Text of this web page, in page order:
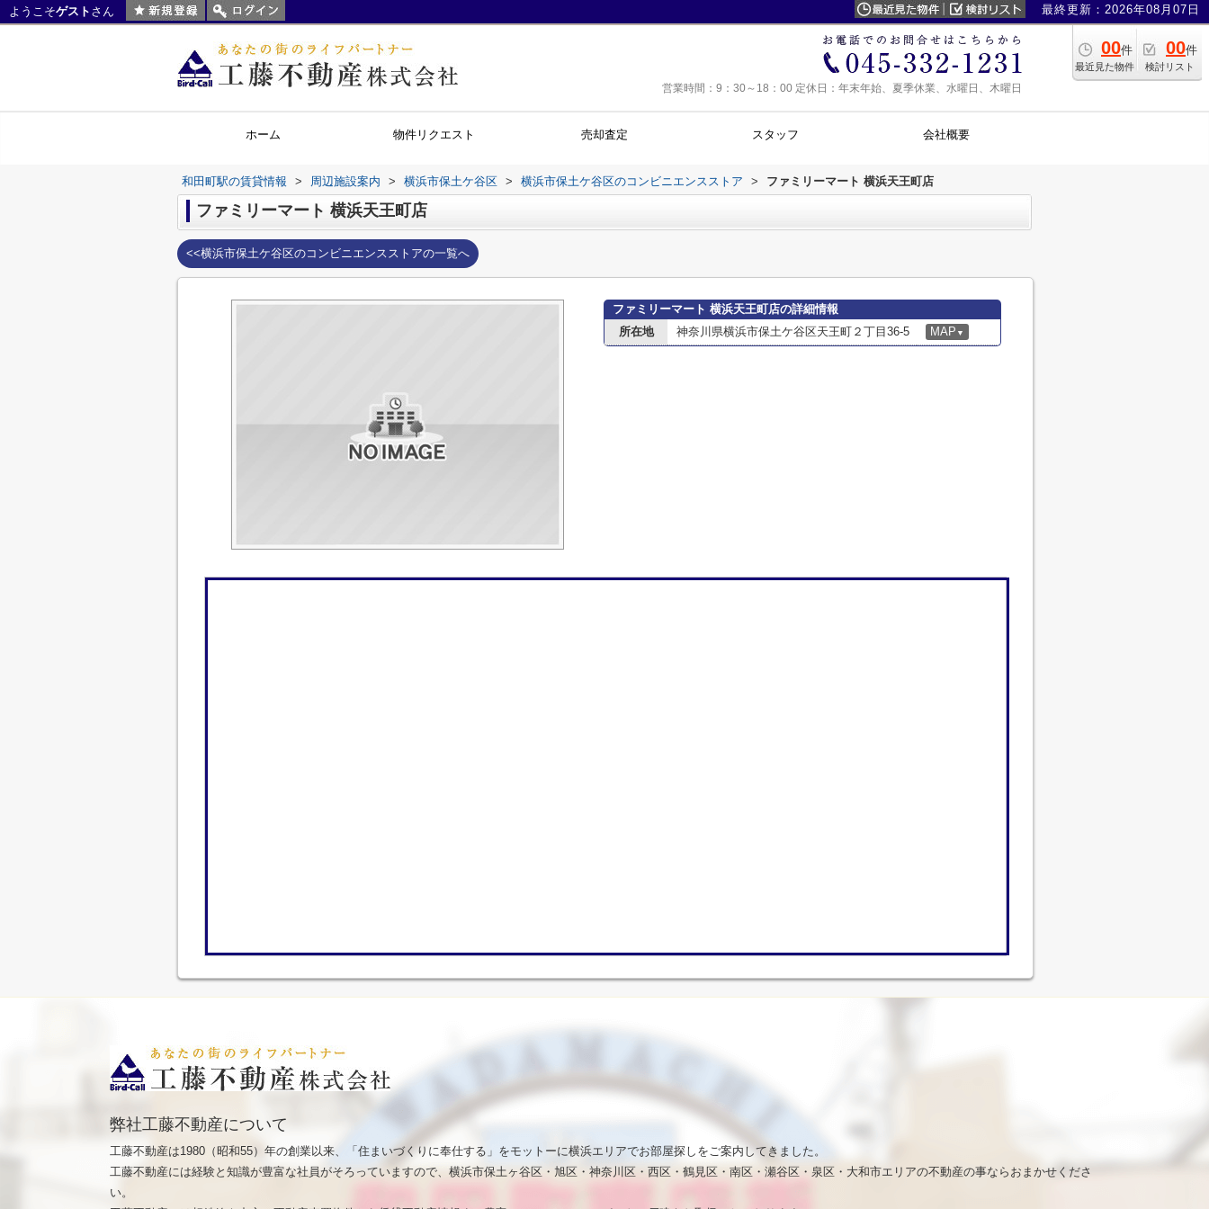
ようこそゲスト さん 最終更新：2026年08月07日
00件
最近見た物件
00件
検討リスト
営業時間：9：30～18：00 定休日：年末年始、夏季休業、水曜日、木曜日
ホーム 物件リクエスト 売却査定 スタッフ 会社概要
和田町駅の賃貸情報 > 周辺施設案内 > 横浜市保土ケ谷区 > 横浜市保土ケ谷区のコンビニエンスストア > ファミリーマート 横浜天王町店
ファミリーマート 横浜天王町店
<<横浜市保土ケ谷区のコンビニエンスストアの一覧へ
ファミリーマート 横浜天王町店の詳細情報
所在地
神奈川県横浜市保土ケ谷区天王町２丁目36-5 MAP ▼
弊社工藤不動産について
工藤不動産は1980（昭和55）年の創業以来、「住まいづくりに奉仕する」をモットーに横浜エリアでお部屋探しをご案内してきました。
工藤不動産には経験と知識が豊富な社員がそろっていますので、横浜市保土ヶ谷区・旭区・神奈川区・西区・鶴見区・南区・瀬谷区・泉区・大和市エリアの不動産の事ならおまかせくださ
い。